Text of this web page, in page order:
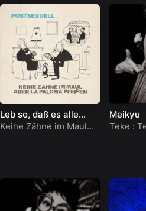
Leb so, daß es alle
wissen wollen
Keine Zähne im Maul
Meikyu
Teke :